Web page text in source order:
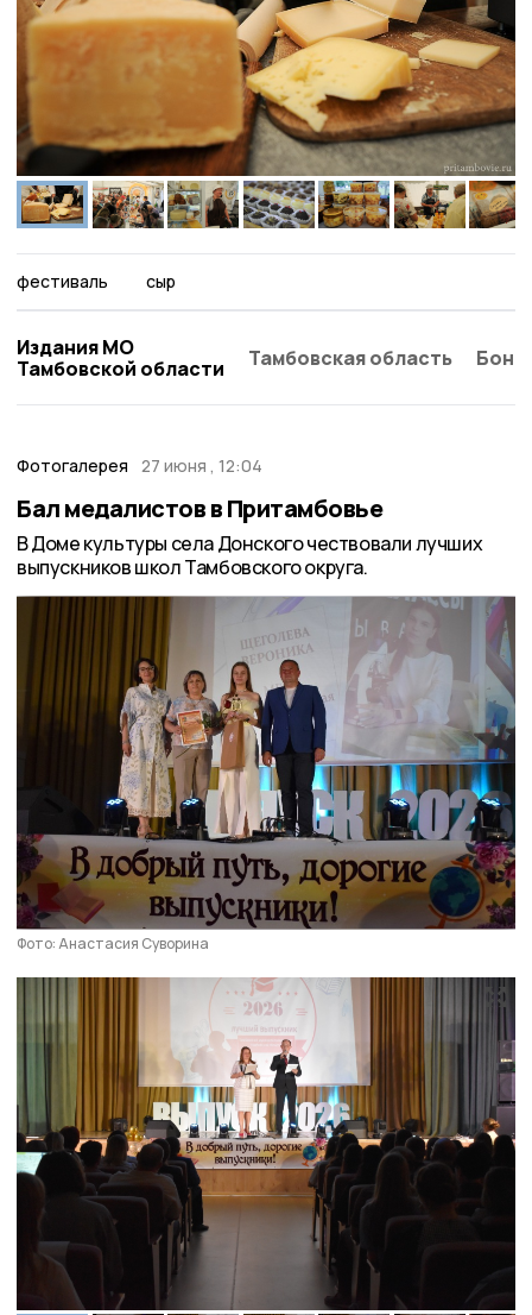
фестиваль сыр
Издания МО
Тамбовской области
Тамбовская область
Фотогалерея 27 июня , 12:04
Бал медалистов в Притамбовье
В Доме культуры села Донского чествовали лучших
выпускников школ Тамбовского округа.
Фото: Анастасия Суворина